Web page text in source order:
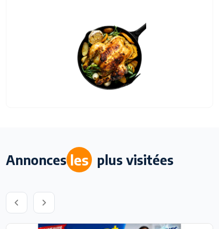
Annonces les plus visitées